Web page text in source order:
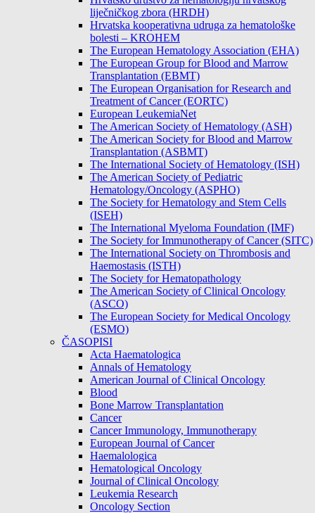
liječničkog zbora (HRDH)
Hrvatska kooperativna udruga za hematološke
bolesti – KROHEM
The European Hematology Association (EHA)
The European Group for Blood and Marrow
Transplantation (EBMT)
The European Organisation for Research and
Treatment of Cancer (EORTC)
European LeukemiaNet
The American Society of Hematology (ASH)
The American Society for Blood and Marrow
Transplantation (ASBMT)
The International Society of Hematology (ISH)
The American Society of Pediatric
Hematology/Oncology (ASPHO)
The Society for Hematology and Stem Cells
(ISEH)
The International Myeloma Foundation (IMF)
The Society for Immunotherapy of Cancer (SITC)
The International Society on Thrombosis and
Haemostasis (ISTH)
The Society for Hematopathology
The American Society of Clinical Oncology
(ASCO)
The European Society for Medical Oncology
(ESMO)
ČASOPISI
Acta Haematologica
Annals of Hematology
American Journal of Clinical Oncology
Blood
Bone Marrow Transplantation
Cancer
Cancer Immunology, Immunotherapy
European Journal of Cancer
Haemalologica
Hematological Oncology
Journal of Clinical Oncology
Leukemia Research
Oncology Section